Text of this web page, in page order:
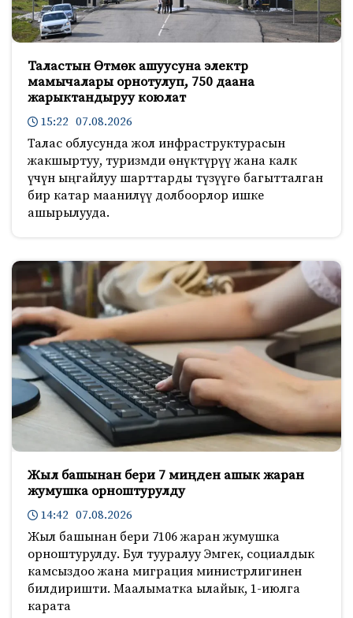
Таластын Өтмөк ашуусуна электр
мамычалары орнотулуп, 750 даана
жарыктандыруу коюлат
15:22 07.08.2026
Талас облусунда жол инфраструктурасын
жакшыртуу, туризмди өнүктүрүү жана калк
үчүн ыңгайлуу шарттарды түзүүгө багытталган
бир катар маанилүү долбоорлор ишке
ашырылууда.
Жыл башынан бери 7 миңден ашык жаран
жумушка орноштурулду
14:42 07.08.2026
Жыл башынан бери 7106 жаран жумушка
орноштурулду. Бул тууралуу Эмгек, социалдык
камсыздоо жана миграция министрлигинен
билдиришти. Маалыматка ылайык, 1-июлга
карата